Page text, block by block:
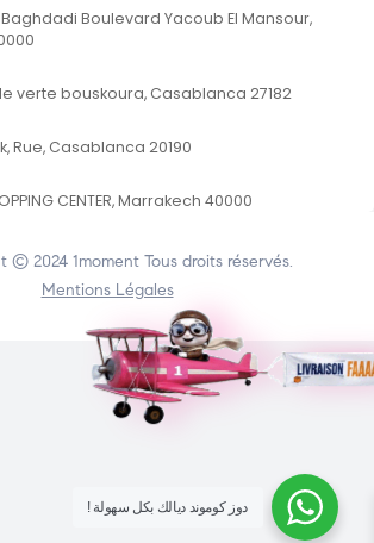
Boulevard Yacoub El Mansour,
verte bouskoura, Casablanca 27182
Rue, Casablanca 20190
CENTER, Marrakech 40000
© 2024 1moment Tous droits réservés.
Mentions Légales
! دوز كوموند ديالك بكل سهولة